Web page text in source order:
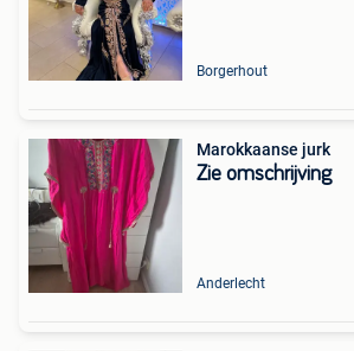
Borgerhout
Marokkaanse jurk
Zie omschrijving
Anderlecht